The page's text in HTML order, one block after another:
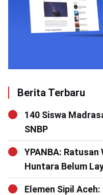
Berita Terbaru
140 Siswa
SNBP
YPANBA:
Huntara Belum
Elemen Sipil